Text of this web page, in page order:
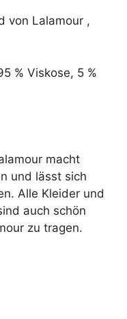
von Lalamour ,
% Viskose, 5 %
macht
und lässt sich
Alle Kleider und
auch schön
zu tragen.